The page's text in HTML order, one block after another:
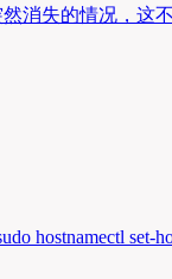
消失的情况，
hostnamectl